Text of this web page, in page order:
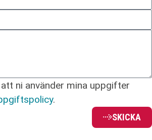
ni använder mina uppgifter
.
SKICKA